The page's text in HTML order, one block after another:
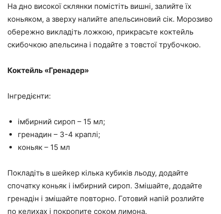
На дно високої склянки помістіть вишні, залийте їх
коньяком, а зверху налийте апельсиновий сік. Морозиво
обережно викладіть ложкою, прикрасьте коктейль
скибочкою апельсина і подайте з товстої трубочкою.
Коктейль «Гренадер»
Інгредієнти:
імбирний сироп – 15 мл;
гренадин – 3-4 краплі;
коньяк – 15 мл
Покладіть в шейкер кілька кубиків льоду, додайте
спочатку коньяк і імбирний сироп. Змішайте, додайте
гренадін і змішайте повторно. Готовий напій розлийте
по келихах і покропите соком лимона.